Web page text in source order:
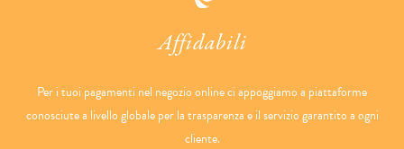
Affidabili
Per i tuoi pagamenti nel negozio online ci appoggiamo a piattaforme
conosciute a livello globale per la trasparenza e il servizio garantito a ogni
cliente.